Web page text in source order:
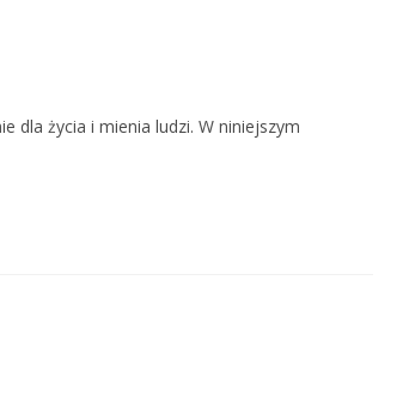
dla życia i mienia ludzi. W niniejszym